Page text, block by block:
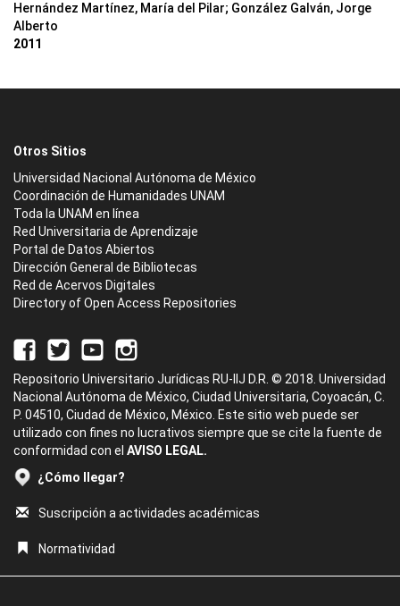
Hernández Martínez, María del Pilar; González Galván, Jorge
Alberto
2011
Otros Sitios
Universidad Nacional Autónoma de México
Coordinación de Humanidades UNAM
Toda la UNAM en línea
Red Universitaria de Aprendizaje
Portal de Datos Abiertos
Dirección General de Bibliotecas
Red de Acervos Digitales
Directory of Open Access Repositories
Repositorio Universitario Jurídicas RU-IIJ D.R. © 2018. Universidad
Nacional Autónoma de México, Ciudad Universitaria, Coyoacán, C.
P. 04510, Ciudad de México, México. Este sitio web puede ser
utilizado con fines no lucrativos siempre que se cite la fuente de
conformidad con el AVISO LEGAL.
¿Cómo llegar?
Suscripción a actividades académicas
Normatividad